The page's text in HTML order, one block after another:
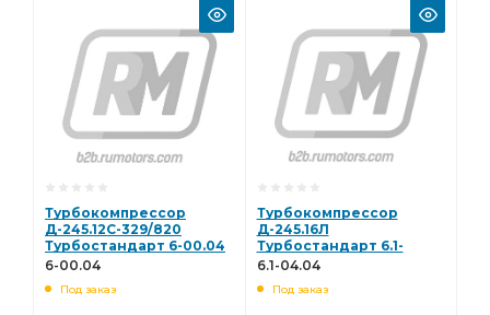
Турбокомпрессор
Д-245.12С-329/820
Турбостандарт 6-00.04
6-00.04
Под заказ
Турбокомпрессор
Д-245.16Л
Турбостандарт 6.1-
04.04
6.1-04.04
Под заказ